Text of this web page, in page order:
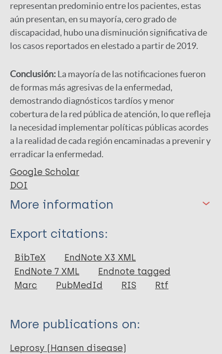
representan predominio entre los pacientes, estas
aún presentan, en su mayoría, cero grado de
discapacidad, hubo una disminución significativa de
los casos reportados en elestado a partir de 2019.
Conclusión: La mayoría de las notificaciones fueron
de formas más agresivas de la enfermedad,
demostrando diagnósticos tardíos y menor
cobertura de la red pública de atención, lo que refleja
la necesidad implementar políticas públicas acordes
a la realidad de cada región encaminadas a prevenir y
erradicar la enfermedad.
Google Scholar
DOI
More information
Type
Journal Article
Author
Carvalho RRX
Campos FJSS
Sabbá ADCS
Export citations:
BibTeX
EndNote X3 XML
EndNote 7 XML
Endnote tagged
Marc
PubMedId RIS Rtf
More publications on:
Leprosy (Hansen disease)